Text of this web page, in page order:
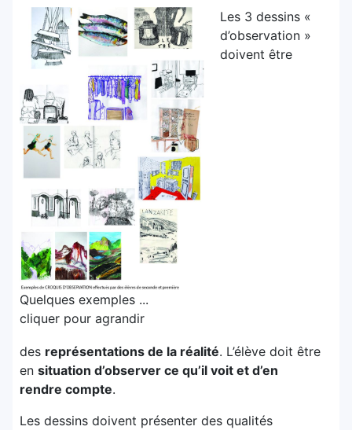
Quelques exemples ...
cliquer pour agrandir
Les 3 dessins «
d’observation »
doivent être
des représentations de la réalité. L’élève doit être
en situation d’observer ce qu’il voit et d’en
rendre compte.
Les dessins doivent présenter des qualités